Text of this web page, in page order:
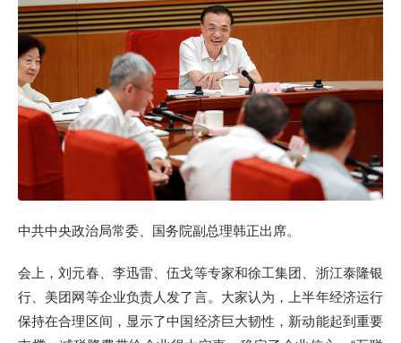
中共中央政治局常委、国务院副总理韩正出席。
会上，刘元春、李迅雷、伍戈等专家和徐工集团、浙江泰隆银
行、美团网等企业负责人发了言。大家认为，上半年经济运行
保持在合理区间，显示了中国经济巨大韧性，新动能起到重要